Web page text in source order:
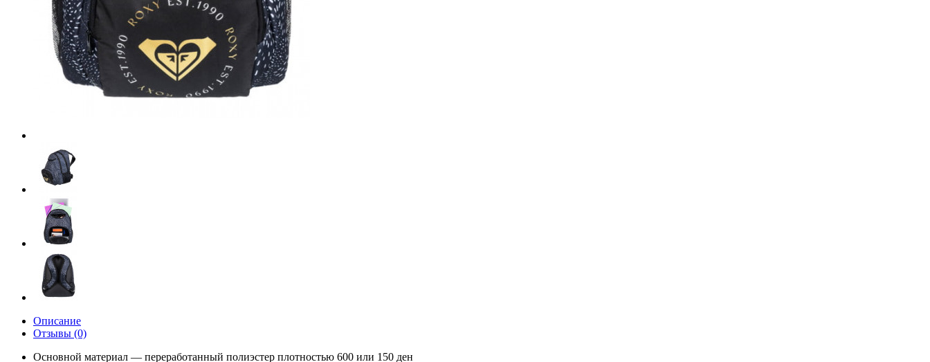
Описание
Отзывы (0)
Основной материал — переработанный полиэстер плотностью 600 или 150 ден